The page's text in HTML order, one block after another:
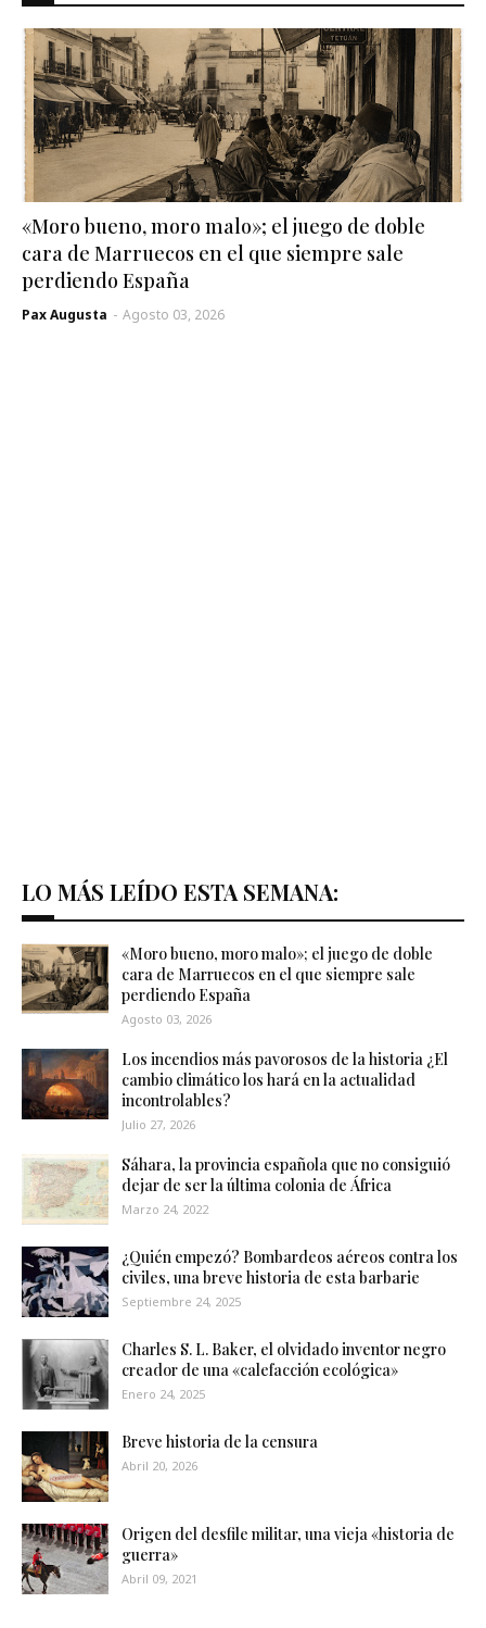
«Moro bueno, moro malo»; el juego de doble
cara de Marruecos en el que siempre sale
perdiendo España
Pax Augusta - Agosto 03, 2026
LO MÁS LEÍDO ESTA SEMANA:
«Moro bueno, moro malo»; el juego de doble
cara de Marruecos en el que siempre sale
perdiendo España
Agosto 03, 2026
Los incendios más pavorosos de la historia ¿El
cambio climático los hará en la actualidad
incontrolables?
Julio 27, 2026
Sáhara, la provincia española que no consiguió
dejar de ser la última colonia de África
Marzo 24, 2022
¿Quién empezó? Bombardeos aéreos contra los
civiles, una breve historia de esta barbarie
Septiembre 24, 2025
Charles S. L. Baker, el olvidado inventor negro
creador de una «calefacción ecológica»
Enero 24, 2025
Breve historia de la censura
Abril 20, 2026
Origen del desfile militar, una vieja «historia de
guerra»
Abril 09, 2021